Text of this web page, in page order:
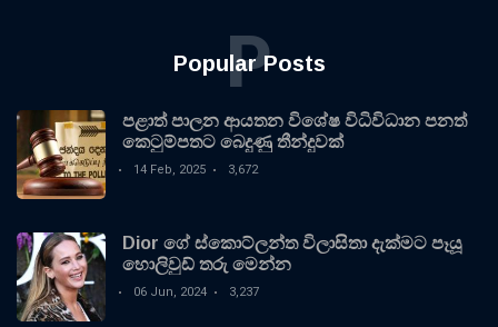
Popular Posts
P
පළාත් පාලන ආයතන විශේෂ විධිවිධාන පනත්
කෙටුම්පතට බෙදුණු තීන්දුවක්
14 Feb, 2025 3,672
Dior ගේ ස්කොට්ලන්ත විලාසිතා දැක්මට පෑයූ
හොලිවුඩ් තරු මෙන්න
06 Jun, 2024 3,237